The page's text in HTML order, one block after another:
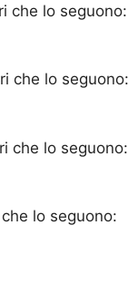
che lo seguono:
che lo seguono:
che lo seguono:
lo seguono: